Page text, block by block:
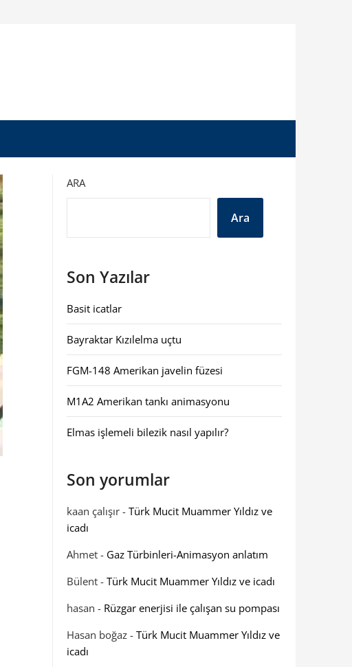
ARA
Ara
Son Yazılar
Basit icatlar
Bayraktar Kızılelma uçtu
FGM-148 Amerikan javelin füzesi
M1A2 Amerikan tankı animasyonu
Elmas işlemeli bilezik nasıl yapılır?
Son yorumlar
kaan çalışır- Türk Mucit Muammer Yıldız ve
icadı
Ahmet- Gaz Türbinleri-Animasyon anlatım
Bülent- Türk Mucit Muammer Yıldız ve icadı
hasan - Rüzgar enerjisi ile çalışan su pompası
Hasan boğaz- Türk Mucit Muammer Yıldız ve
icadı